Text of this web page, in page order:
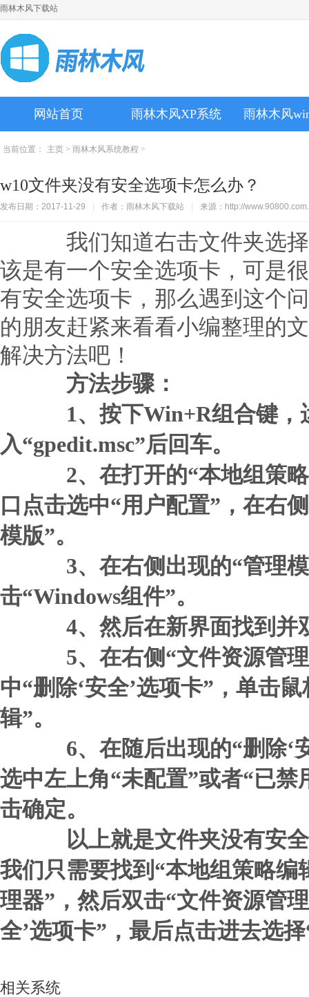
雨林木风下载站
网站首页 雨林木风XP系统 雨林木风
当前位置： 主页 > 雨林木风系统教程 >
w10文件夹没有安全选项卡怎么办？
发布日期：2017-11-29 作者：雨林木风下载站 来源：http://
我们知道右击文件夹选择
该是有一个安全选项卡，可是
有安全选项卡，那么遇到这个
的朋友赶紧来看看小编整理的
解决方法吧！
方法步骤：
1、按下Win+R组合键，
入“gpedit.msc”后回车。
2、在打开的“本地组策略
口点击选中“用户配置”，在右
模版”。
3、在右侧出现的“管理模
击“Windows组件”。
4、然后在新界面找到并
5、在右侧“文件资源管理
中“删除‘安全’选项卡”，单击
辑”。
6、在随后出现的“删除‘
选中左上角“未配置”或者“已禁
击确定。
以上就是文件夹没有安全
我们只需要找到“本地组策略编
理器”，然后双击“文件资源管
全’选项卡”，最后点击进去选
相关系统